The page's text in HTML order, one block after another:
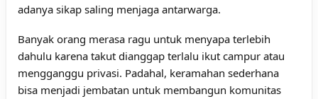
adanya sikap saling menjaga antarwarga.
Banyak orang merasa ragu untuk menyapa terlebih
dahulu karena takut dianggap terlalu ikut campur atau
mengganggu privasi. Padahal, keramahan sederhana
bisa menjadi jembatan untuk membangun komunitas